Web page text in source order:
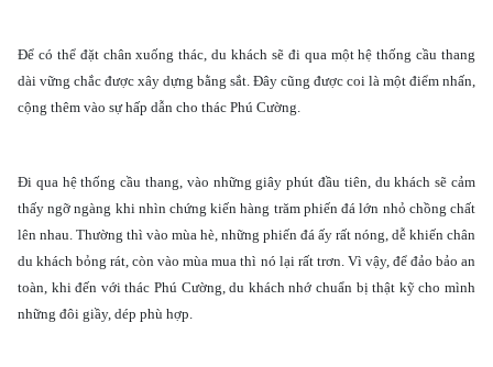
Để có thể đặt chân xuống thác, du khách sẽ đi qua một hệ thống cầu thang
dài vững chắc được xây dựng bằng sắt. Đây cũng được coi là một điểm nhấn,
cộng thêm vào sự hấp dẫn cho thác Phú Cường.
Đi qua hệ thống cầu thang, vào những giây phút đầu tiên, du khách sẽ cảm
thấy ngỡ ngàng khi nhìn chứng kiến hàng trăm phiến đá lớn nhỏ chồng chất
lên nhau. Thường thì vào mùa hè, những phiến đá ấy rất nóng, dễ khiến chân
du khách bỏng rát, còn vào mùa mua thì nó lại rất trơn. Vì vậy, để đảo bảo an
toàn, khi đến với thác Phú Cường, du khách nhớ chuẩn bị thật kỹ cho mình
những đôi giầy, dép phù hợp.